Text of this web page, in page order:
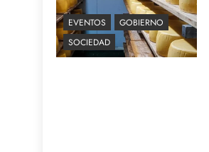
EVENTOS
GOBIERNO
SOCIEDAD